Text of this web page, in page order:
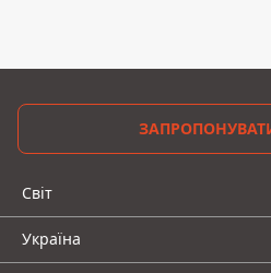
Світ
Україна